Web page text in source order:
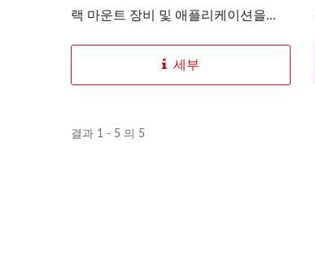
랙 마운트 장비 및 애플리케이션을...
세부
결과 1 - 5 의 5